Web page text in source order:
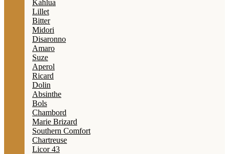
Kahlua
Lillet
Bitter
Midori
Disaronno
Amaro
Suze
Aperol
Ricard
Dolin
Absinthe
Bols
Chambord
Marie Brizard
Southern Comfort
Chartreuse
Licor 43